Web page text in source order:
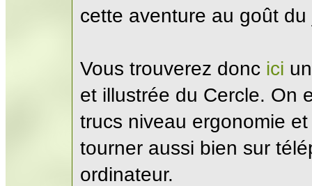
cette aventure au goût du
Vous trouverez donc ici
et illustrée du Cercle. On
trucs niveau ergonomie
tourner aussi bien sur
ordinateur.